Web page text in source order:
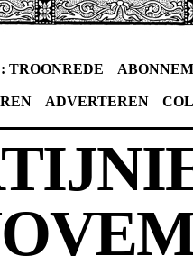
TROONREDE
ADVERTEREN